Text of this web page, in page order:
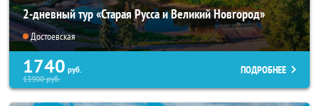
2-дневный тур «Старая Русса и Великий Новгород»
Достоевская
1740 руб.
13900руб.
ПОДРОБНЕЕ